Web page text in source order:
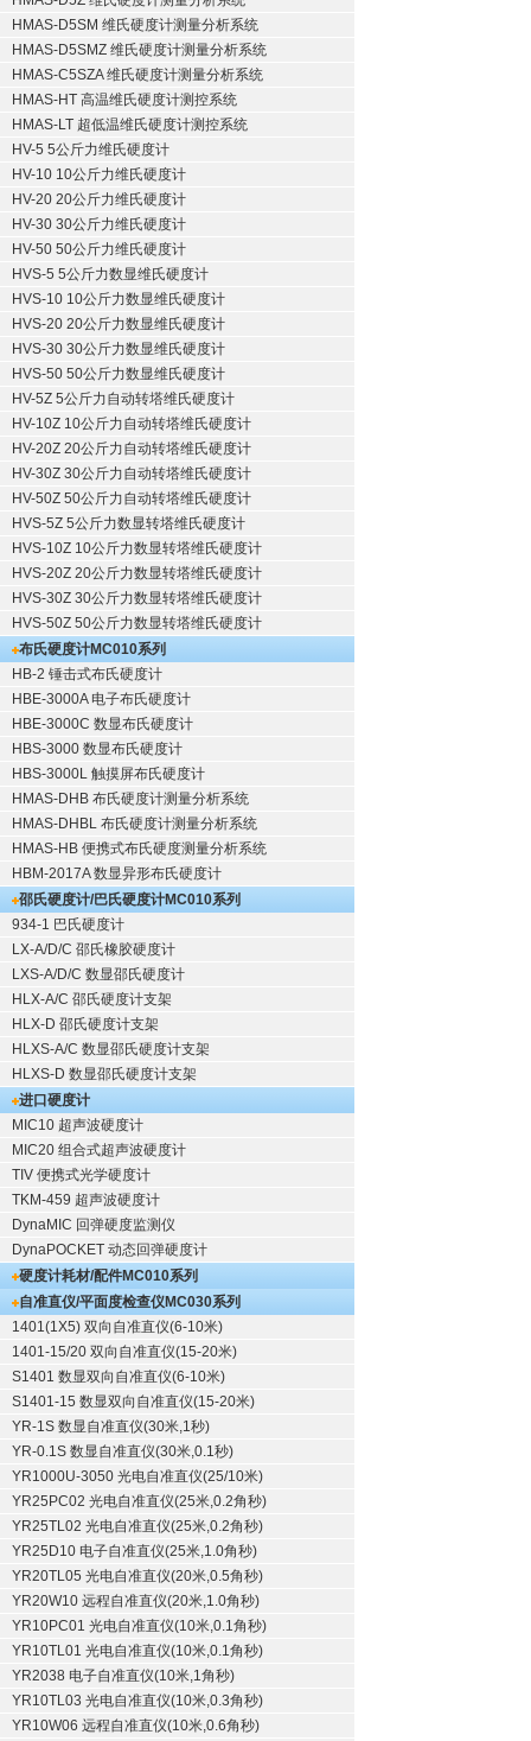
HMAS-D5SM 维氏硬度计测量分析系统
HMAS-D5SMZ 维氏硬度计测量分析系统
HMAS-C5SZA 维氏硬度计测量分析系统
HMAS-HT 高温维氏硬度计测控系统
HMAS-LT 超低温维氏硬度计测控系统
HV-5 5公斤力维氏硬度计
HV-10 10公斤力维氏硬度计
HV-20 20公斤力维氏硬度计
HV-30 30公斤力维氏硬度计
HV-50 50公斤力维氏硬度计
HVS-5 5公斤力数显维氏硬度计
HVS-10 10公斤力数显维氏硬度计
HVS-20 20公斤力数显维氏硬度计
HVS-30 30公斤力数显维氏硬度计
HVS-50 50公斤力数显维氏硬度计
HV-5Z 5公斤力自动转塔维氏硬度计
HV-10Z 10公斤力自动转塔维氏硬度计
HV-20Z 20公斤力自动转塔维氏硬度计
HV-30Z 30公斤力自动转塔维氏硬度计
HV-50Z 50公斤力自动转塔维氏硬度计
HVS-5Z 5公斤力数显转塔维氏硬度计
HVS-10Z 10公斤力数显转塔维氏硬度计
HVS-20Z 20公斤力数显转塔维氏硬度计
HVS-30Z 30公斤力数显转塔维氏硬度计
HVS-50Z 50公斤力数显转塔维氏硬度计
布氏硬度计MC010系列
HB-2 锤击式布氏硬度计
HBE-3000A 电子布氏硬度计
HBE-3000C 数显布氏硬度计
HBS-3000 数显布氏硬度计
HBS-3000L 触摸屏布氏硬度计
HMAS-DHB 布氏硬度计测量分析系统
HMAS-DHBL 布氏硬度计测量分析系统
HMAS-HB 便携式布氏硬度测量分析系统
HBM-2017A 数显异形布氏硬度计
邵氏硬度计/巴氏硬度计MC010系列
934-1 巴氏硬度计
LX-A/D/C 邵氏橡胶硬度计
LXS-A/D/C 数显邵氏硬度计
HLX-A/C 邵氏硬度计支架
HLX-D 邵氏硬度计支架
HLXS-A/C 数显邵氏硬度计支架
HLXS-D 数显邵氏硬度计支架
进口硬度计
MIC10 超声波硬度计
MIC20 组合式超声波硬度计
TIV 便携式光学硬度计
TKM-459 超声波硬度计
DynaMIC 回弹硬度监测仪
DynaPOCKET 动态回弹硬度计
硬度计耗材/配件MC010系列
自准直仪/平面度检查仪MC030系列
1401(1X5) 双向自准直仪(6-10米)
1401-15/20 双向自准直仪(15-20米)
S1401 数显双向自准直仪(6-10米)
S1401-15 数显双向自准直仪(15-20米)
YR-1S 数显自准直仪(30米,1秒)
YR-0.1S 数显自准直仪(30米,0.1秒)
YR1000U-3050 光电自准直仪(25/10米)
YR25PC02 光电自准直仪(25米,0.2角秒)
YR25TL02 光电自准直仪(25米,0.2角秒)
YR25D10 电子自准直仪(25米,1.0角秒)
YR20TL05 光电自准直仪(20米,0.5角秒)
YR20W10 远程自准直仪(20米,1.0角秒)
YR10PC01 光电自准直仪(10米,0.1角秒)
YR10TL01 光电自准直仪(10米,0.1角秒)
YR2038 电子自准直仪(10米,1角秒)
YR10TL03 光电自准直仪(10米,0.3角秒)
YR10W06 远程自准直仪(10米,0.6角秒)